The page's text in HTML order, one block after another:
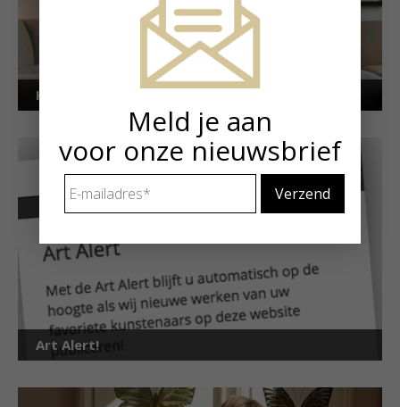
Kunstuitleen voor particulieren
Art Alert!
Meld je aan
voor onze nieuwsbrief
mailadres *